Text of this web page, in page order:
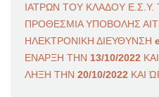
ΙΑΤΡΩΝ ΤΟΥ ΚΛΑΔΟΥ
ΠΡΟΘΕΣΜΙΑ ΥΠΟΒΟΛΗΣ
ΗΛΕΚΤΡΟΝΙΚΗ ΔΙΕΥΘΥΝΣΗ
ΕΝΑΡΞΗ ΤΗΝ 13/10/2022
ΛΗΞΗ ΤΗΝ 20/10/2022 ΚΑΙ